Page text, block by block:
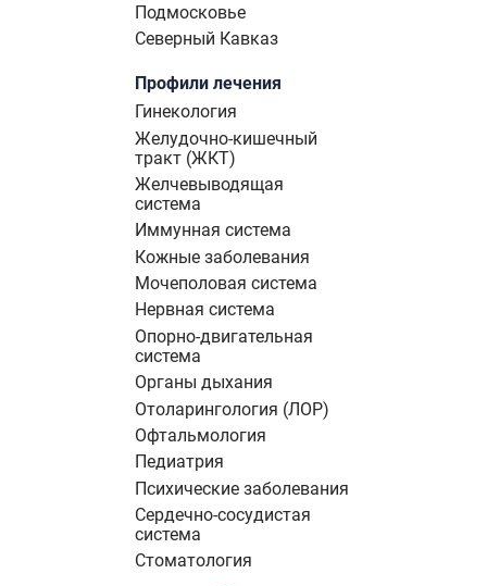
Подмосковье
Северный Кавказ
Профили лечения
Гинекология
Желудочно-кишечный
тракт (ЖКТ)
Желчевыводящая
система
Иммунная система
Кожные заболевания
Мочеполовая система
Нервная система
Опорно-двигательная
система
Органы дыхания
Отоларингология (ЛОР)
Офтальмология
Педиатрия
Психические заболевания
Сердечно-сосудистая
система
Стоматология